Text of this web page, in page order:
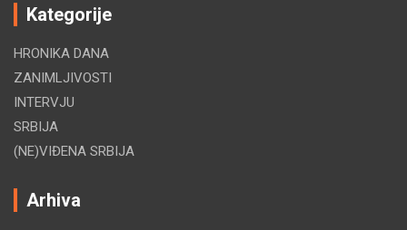
Kategorije
HRONIKA DANA
ZANIMLJIVOSTI
INTERVJU
SRBIJA
(NE)VIĐENA SRBIJA
Arhiva